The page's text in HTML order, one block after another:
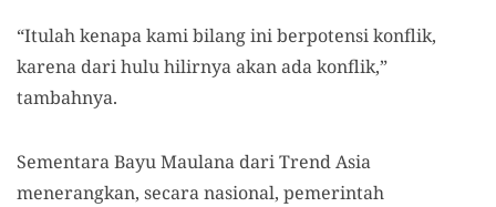
“Itulah kenapa kami bilang ini berpotensi konflik,
karena dari hulu hilirnya akan ada konflik,”
tambahnya.
Sementara Bayu Maulana dari Trend Asia
menerangkan, secara nasional, pemerintah